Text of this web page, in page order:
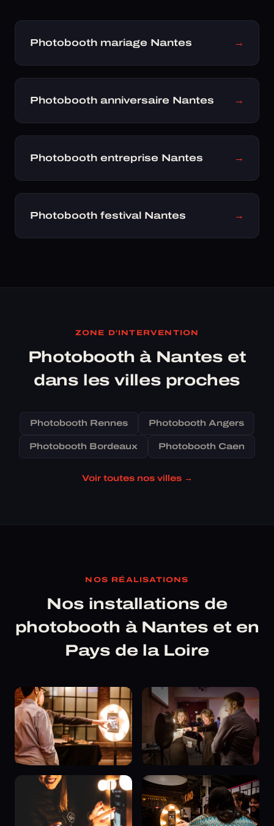
Photobooth mariage Nantes →
Photobooth anniversaire Nantes →
Photobooth entreprise Nantes →
Photobooth festival Nantes →
ZONE D'INTERVENTION
Photobooth à Nantes et
dans les villes proches
Photobooth Rennes Photobooth Angers
Photobooth Bordeaux Photobooth Caen
Voir toutes nos villes →
NOS RÉALISATIONS
Nos installations de
photobooth à Nantes et en
Pays de la Loire